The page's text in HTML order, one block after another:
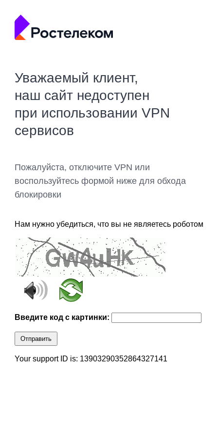
Уважаемый клиент,
наш сайт недоступен
при использовании VPN
сервисов
Пожалуйста, отключите VPN или
воспользуйтесь формой ниже для обхода
блокировки
Нам нужно убедиться, что вы не являетесь роботом
Введите код с картинки:
Отправить
Your support ID is: 13903290352864327141